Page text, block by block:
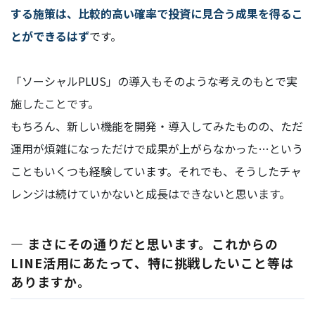
する施策は、比較的高い確率で投資に見合う成果を得るこ
とができるはずです。
「ソーシャルPLUS」の導入もそのような考えのもとで実
施したことです。
もちろん、新しい機能を開発・導入してみたものの、ただ
運用が煩雑になっただけで成果が上がらなかった…という
こともいくつも経験しています。それでも、そうしたチャ
レンジは続けていかないと成長はできないと思います。
― まさにその通りだと思います。これからの
LINE活用にあたって、特に挑戦したいこと等は
ありますか。